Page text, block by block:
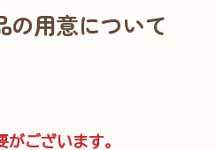
の用意について
ございます。